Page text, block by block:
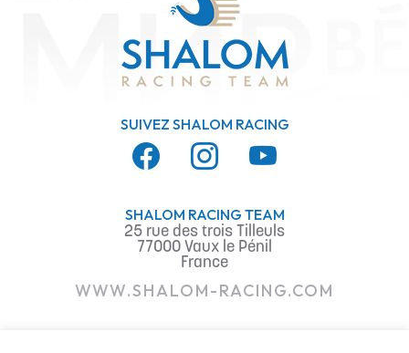
SUIVEZ SHALOM RACING
SHALOM RACING TEAM
25 rue des trois Tilleuls
77000 Vaux le Pénil
France
WWW.SHALOM-RACING.COM